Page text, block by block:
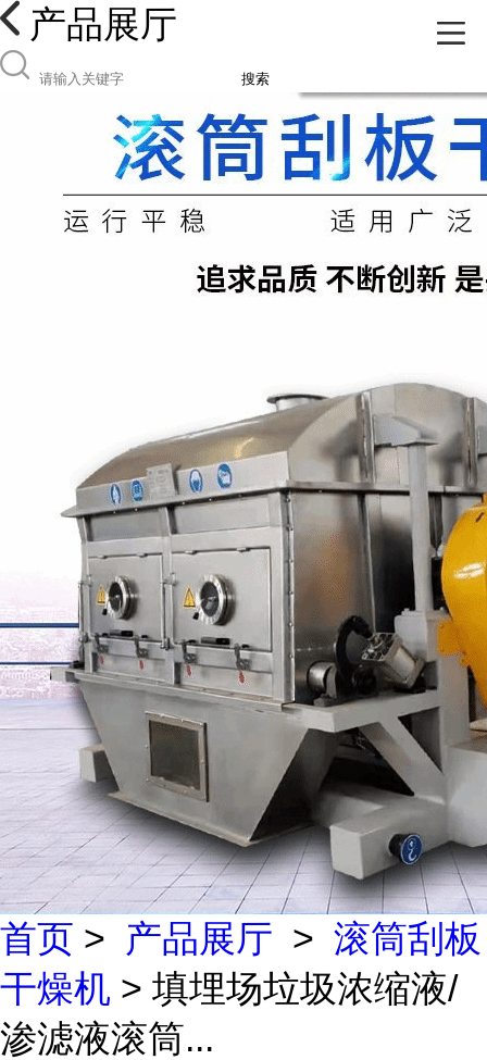
产品展厅
搜索
首页 > 产品展厅 > 滚筒刮板
干燥机 > 填埋场垃圾浓缩液/
渗滤液滚筒...